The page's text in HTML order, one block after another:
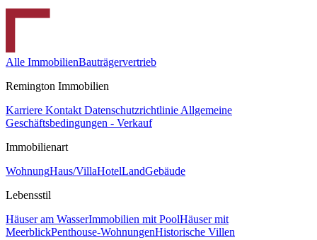
Alle ImmobilienBauträgervertrieb
Remington Immobilien
Karriere Kontakt Datenschutzrichtlinie Allgemeine
Geschäftsbedingungen - Verkauf
Immobilienart
WohnungHaus/VillaHotelLandGebäude
Lebensstil
Häuser am WasserImmobilien mit PoolHäuser mit
MeerblickPenthouse-WohnungenHistorische Villen